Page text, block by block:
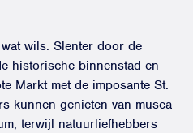
wils. Slenter door de
historische binnenstad en
Markt met de imposante St.
kunnen genieten van musea
terwijl natuurliefhebbers